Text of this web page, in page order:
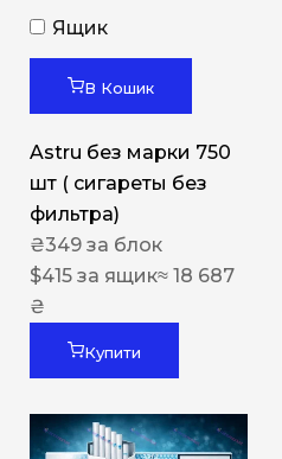
Ящик
В Кошик
Astru без марки 750
шт ( сигареты без
фильтра)
₴349 за блок
$415 за ящик≈ 18 687
₴
Купити